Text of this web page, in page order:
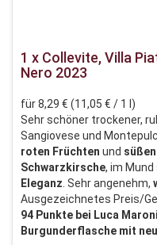
1 x Collevite, Villa
Nero 2023
für 8,29 € (11,05 € / 1 l)
Sehr schöner trockener,
Sangiovese und
roten Früchten und süßen
Schwarzkirsche, im Mund
Eleganz . Sehr angenehm,
Ausgezeichnetes Preis/
94 Punkte bei Luca
Burgunderflasche mit